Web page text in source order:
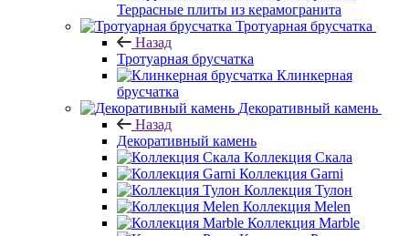
Террасные плиты из керамогранита
Тротуарная брусчатка
Назад
Тротуарная брусчатка
Клинкерная
брусчатка
Декоративный камень
Назад
Декоративный камень
Коллекция Скала
Коллекция Garni
Коллекция Тулон
Коллекция Melen
Коллекция Marble